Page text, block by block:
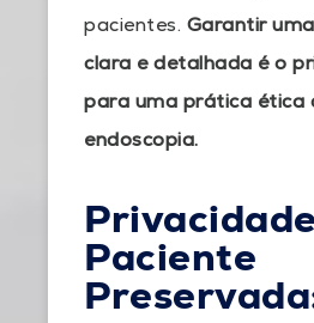
pacientes. Garantir
clara e detalhada é o
para uma prática ética
endoscopia.
Paciente